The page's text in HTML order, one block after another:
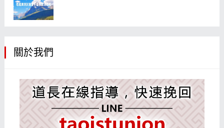
關於我們